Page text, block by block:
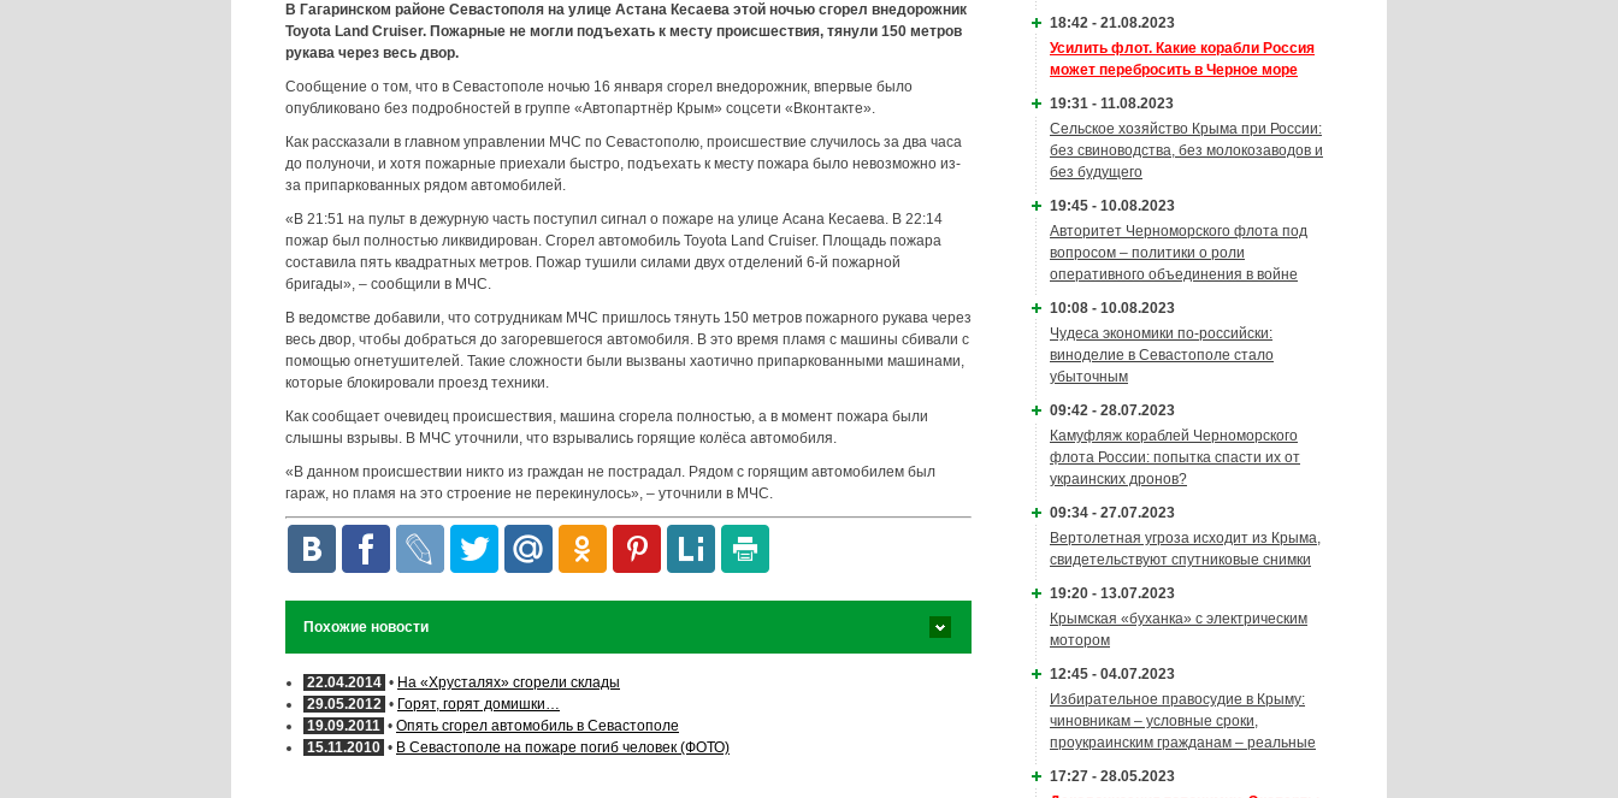
В Гагаринском районе Севастополя на улице Астана Кесаева этой ночью сгорел внедорожник
Toyota Land Cruiser. Пожарные не могли подъехать к месту происшествия, тянули 150 метров
рукава через весь двор.
Сообщение о том, что в Севастополе ночью 16 января сгорел внедорожник, впервые было
опубликовано без подробностей в группе «Автопартнёр Крым» соцсети «Вконтакте».
Как рассказали в главном управлении МЧС по Севастополю, происшествие случилось за два часа
до полуночи, и хотя пожарные приехали быстро, подъехать к месту пожара было невозможно из-
за припаркованных рядом автомобилей.
«В 21:51 на пульт в дежурную часть поступил сигнал о пожаре на улице Асана Кесаева. В 22:14
пожар был полностью ликвидирован. Сгорел автомобиль Toyota Land Cruiser. Площадь пожара
составила пять квадратных метров. Пожар тушили силами двух отделений 6-й пожарной
бригады», – сообщили в МЧС.
В ведомстве добавили, что сотрудникам МЧС пришлось тянуть 150 метров пожарного рукава через
весь двор, чтобы добраться до загоревшегося автомобиля. В это время пламя с машины сбивали с
помощью огнетушителей. Такие сложности были вызваны хаотично припаркованными машинами,
которые блокировали проезд техники.
Как сообщает очевидец происшествия, машина сгорела полностью, а в момент пожара были
слышны взрывы. В МЧС уточнили, что взрывались горящие колёса автомобиля.
«В данном происшествии никто из граждан не пострадал. Рядом с горящим автомобилем был
гараж, но пламя на это строение не перекинулось», – уточнили в МЧС.
Похожие новости
22.04.2014 • На «Хрусталях» сгорели склады
29.05.2012 • Горят, горят домишки…
19.09.2011 • Опять сгорел автомобиль в Севастополе
15.11.2010 • В Севастополе на пожаре погиб человек (ФОТО)
18:42 - 21.08.2023
Усилить флот. Какие корабли Россия
может перебросить в Черное море
19:31 - 11.08.2023
Сельское хозяйство Крыма при России:
без свиноводства, без молокозаводов и
без будущего
19:45 - 10.08.2023
Авторитет Черноморского флота под
вопросом – политики о роли
оперативного объединения в войне
10:08 - 10.08.2023
Чудеса экономики по-российски:
виноделие в Севастополе стало
убыточным
09:42 - 28.07.2023
Камуфляж кораблей Черноморского
флота России: попытка спасти их от
украинских дронов?
09:34 - 27.07.2023
Вертолетная угроза исходит из Крыма,
свидетельствуют спутниковые снимки
19:20 - 13.07.2023
Крымская «буханка» с электрическим
мотором
12:45 - 04.07.2023
Избирательное правосудие в Крыму:
чиновникам – условные сроки,
проукраинским гражданам – реальные
17:27 - 28.05.2023